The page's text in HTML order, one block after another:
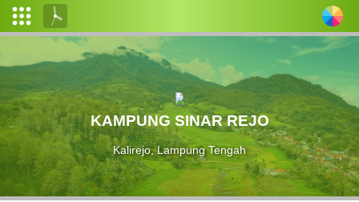
Admin
Layanan
Mandiri
Profil
Desa
KAMPUNG SINAR REJO
Kalirejo, Lampung Tengah